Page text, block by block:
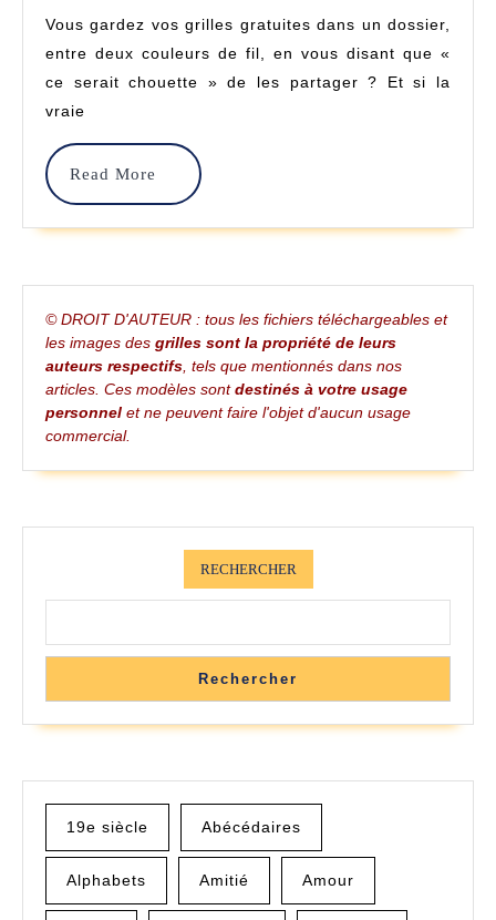
Grilles
Gratuites
Conseils
Et
Astuces
De
Celles
Qui
Ont
Vous gardez vos grilles gratuites dans un dossier,
entre deux couleurs de fil, en vous disant que «
ce serait chouette » de les partager ? Et si la
vraie
Read More
Read
More
© DROIT D'AUTEUR : tous les fichiers téléchargeables et
les images des grilles sont la propriété de leurs
auteurs respectifs , tels que mentionnés dans nos
articles. Ces modèles sontdestinés à votre usage
personnel et ne peuvent faire l'objet d'aucun usage
commercial.
RECHERCHER
Rechercher
19e siècle Abécédaires
Alphabets Amitié Amour